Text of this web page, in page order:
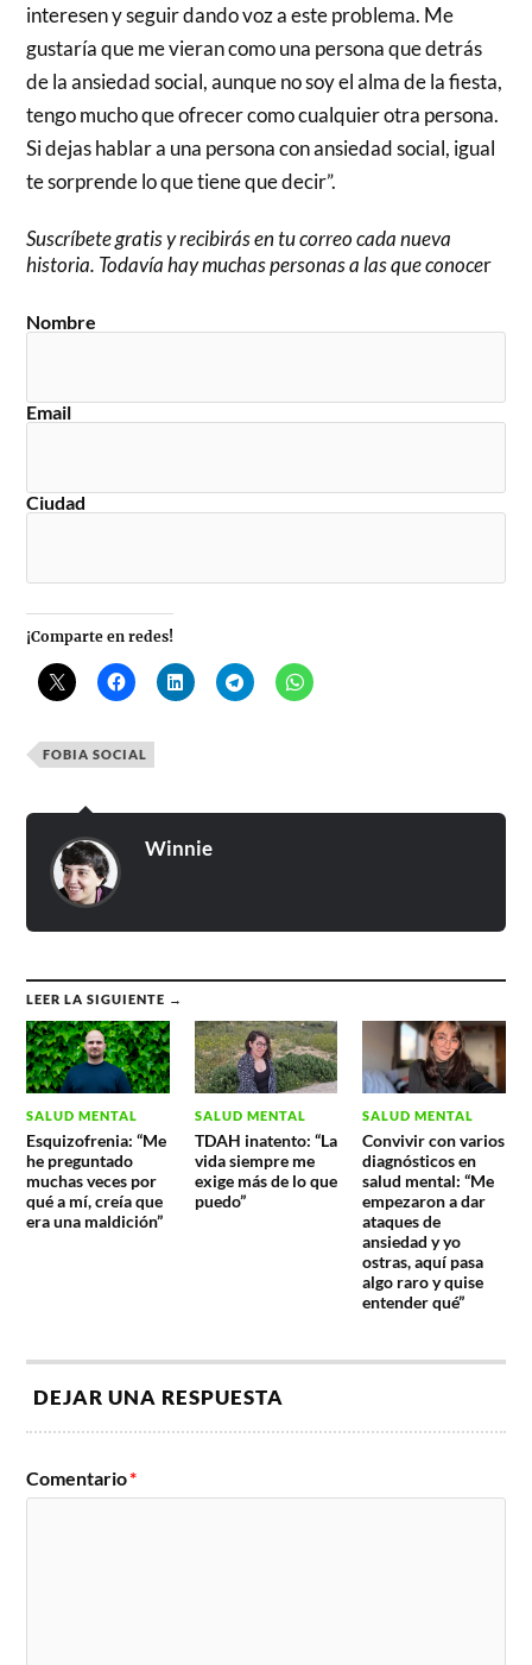
interesen y seguir dando voz a este problema. Me
gustaría que me vieran como una persona que detrás
de la ansiedad social, aunque no soy el alma de la fiesta,
tengo mucho que ofrecer como cualquier otra persona.
Si dejas hablar a una persona con ansiedad social, igual
te sorprende lo que tiene que decir”.
Suscríbete gratis y recibirás en tu correo cada nueva
historia. Todavía hay muchas personas a las que conocer
Nombre
Email
Ciudad
¡Comparte en redes!
FOBIA SOCIAL
Winnie
LEER LA SIGUIENTE →
SALUD MENTAL
Esquizofrenia: “Me
he preguntado
muchas veces por
qué a mí, creía que
era una maldición”
SALUD MENTAL
TDAH inatento: “La
vida siempre me
exige más de lo que
puedo”
SALUD MENTAL
Convivir con varios
diagnósticos en
salud mental: “Me
empezaron a dar
ataques de
ansiedad y yo
ostras, aquí pasa
algo raro y quise
entender qué”
DEJAR UNA RESPUESTA
Comentario*